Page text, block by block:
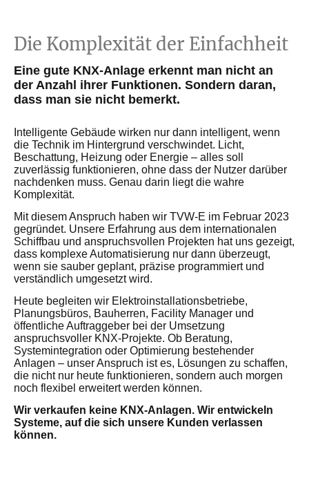
Die Komplexität der Einfachheit
Eine gute KNX-Anlage erkennt man nicht an
der Anzahl ihrer Funktionen. Sondern daran,
dass man sie nicht bemerkt.
Intelligente Gebäude wirken nur dann intelligent, wenn
die Technik im Hintergrund verschwindet. Licht,
Beschattung, Heizung oder Energie – alles soll
zuverlässig funktionieren, ohne dass der Nutzer darüber
nachdenken muss. Genau darin liegt die wahre
Komplexität.
Mit diesem Anspruch haben wir TVW-E im Februar 2023
gegründet. Unsere Erfahrung aus dem internationalen
Schiffbau und anspruchsvollen Projekten hat uns gezeigt,
dass komplexe Automatisierung nur dann überzeugt,
wenn sie sauber geplant, präzise programmiert und
verständlich umgesetzt wird.
Heute begleiten wir Elektroinstallationsbetriebe,
Planungsbüros, Bauherren, Facility Manager und
öffentliche Auftraggeber bei der Umsetzung
anspruchsvoller KNX-Projekte. Ob Beratung,
Systemintegration oder Optimierung bestehender
Anlagen – unser Anspruch ist es, Lösungen zu schaffen,
die nicht nur heute funktionieren, sondern auch morgen
noch flexibel erweitert werden können.
Wir verkaufen keine KNX-Anlagen. Wir entwickeln
Systeme, auf die sich unsere Kunden verlassen
können.